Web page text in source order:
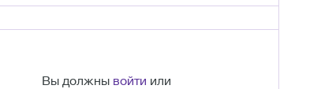
Вы должны войти или